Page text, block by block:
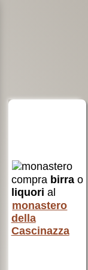
compra birrao
liquori al
monastero
della
Cascinazza